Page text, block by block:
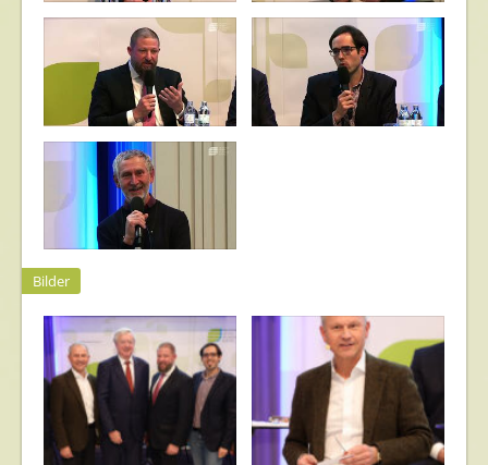
Bilder